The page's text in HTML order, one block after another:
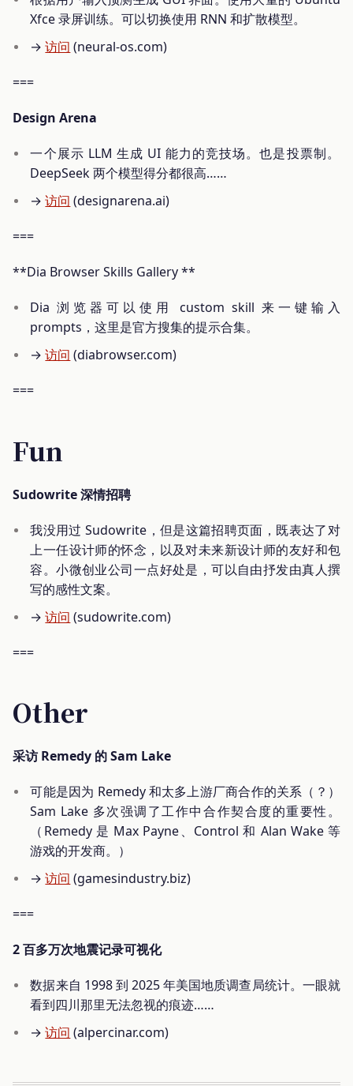
Xfce 录屏训练。可以切换使用 RNN 和扩散模型。
→访问 (neural-os.com)
===
Design Arena
一个展示 LLM 生成 UI 能力的竞技场。也是投票制。
DeepSeek 两个模型得分都很高……
→访问 (designarena.ai)
===
**Dia Browser Skills Gallery **
Dia 浏览器可以使用 custom skill 来一键输入
prompts，这里是官方搜集的提示合集。
→访问 (diabrowser.com)
===
Fun
Sudowrite 深情招聘
我没用过 Sudowrite，但是这篇招聘页面，既表达了对
上一任设计师的怀念，以及对未来新设计师的友好和包
容。小微创业公司一点好处是，可以自由抒发由真人撰
写的感性文案。
→访问 (sudowrite.com)
===
Other
采访 Remedy 的 Sam Lake
可能是因为 Remedy 和太多上游厂商合作的关系（？）
Sam Lake 多次强调了工作中合作契合度的重要性。
（Remedy 是 Max Payne、Control 和 Alan Wake 等
游戏的开发商。）
→访问 (gamesindustry.biz)
===
2 百多万次地震记录可视化
数据来自 1998 到 2025 年美国地质调查局统计。一眼就
看到四川那里无法忽视的痕迹……
→访问 (alpercinar.com)